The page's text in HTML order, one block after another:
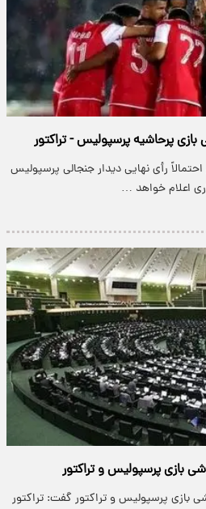
بازی پرحاشیه پرسپولیس - تراکتور
رأی نهایی دیدار جنجالی پرسپولیس
اعلام خواهد …
بازی پرسپولیس و تراکتور
بازی پرسپولیس و تراکتور گفت: تراکتور